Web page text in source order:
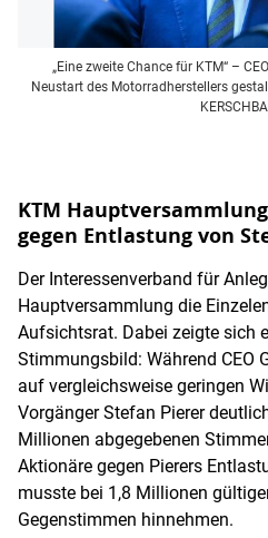
„Eine zweite Chance für KTM“ –
Neustart des Motorradherstellers
KTM
gegen Entlastung von
Der Interessenverband für
Hauptversammlung die
Aufsichtsrat. Dabei zeigte sich
Stimmungsbild: Während CEO
auf vergleichsweise geringen
Vorgänger Stefan Pierer
Millionen abgegebenen
Aktionäre gegen Pierers
musste bei 1,8 Millionen
Gegenstimmen hinnehmen.